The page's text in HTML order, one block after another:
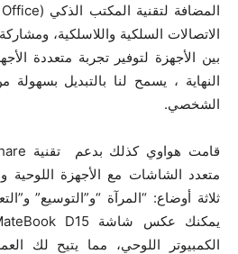
الاتصالات السلكية واللاسلكية،
بين الأجهزة لتوفير تجربة متعددة
النهاية ، يسمح لنا بالتبديل
الشخصي.
متعدد الشاشات مع الأجهزة اللوحية
ثلاثة أوضاع: “المرآة “و”التوسيع”
الكمبيوتر اللوحي، مما يتيح لك